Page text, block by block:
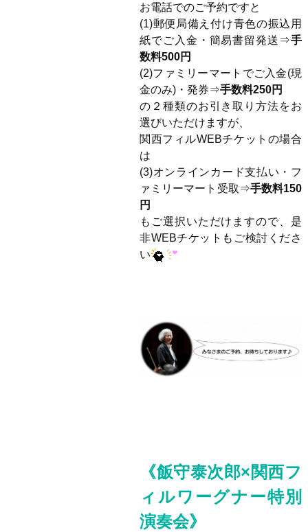
お電話でのご予約ですと
(1)郵便局備え付け青色の振込用
紙でご入金・簡易書留発送⇒手
数料500円
(2)ファミリーマートでご入金(現
金のみ)・発券⇒手数料250円
の２種類のお引き取り方法をお
選びいただけますが、
関西フィルWEBチケットの場合
は
(3)オンラインカード支払い・フ
ァミリーマート受取⇒手数料150
円
もご選択いただけますので、是
非WEBチケットもご検討くださ
い
《飯守泰次郎×関西フ
ィルワーグナー特別
演奏会》